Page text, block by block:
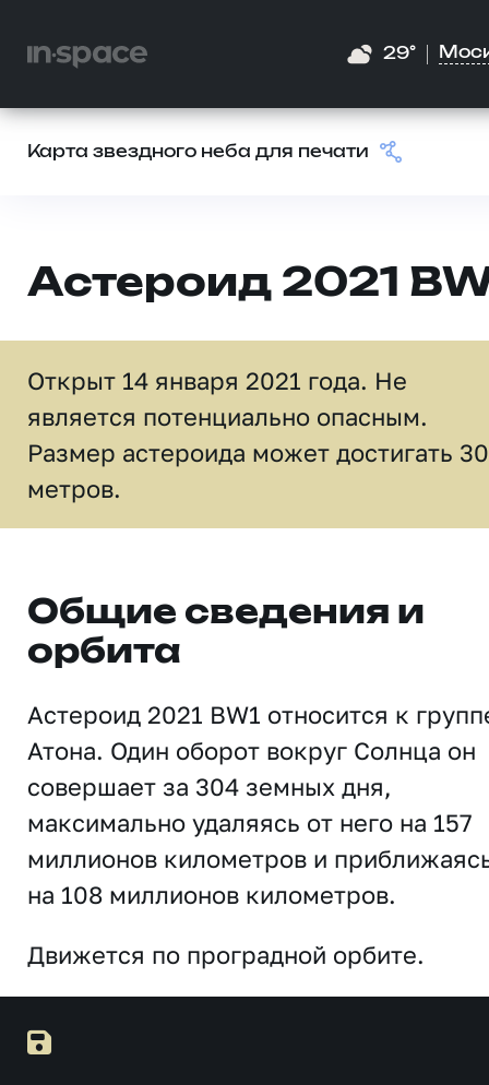
29°
Карта звездного неба для печати
Астероид 2021
Открыт 14 января 2021 года. Не
является потенциально опасным.
Размер астероида может достигать 30
метров.
Общие сведения и
орбита
Астероид 2021 BW1 относится к
Атона. Один оборот вокруг Солнца он
совершает за 304 земных дня,
максимально удаляясь от него на 157
миллионов километров и
на 108 миллионов километров.
Движется по проградной орбите.